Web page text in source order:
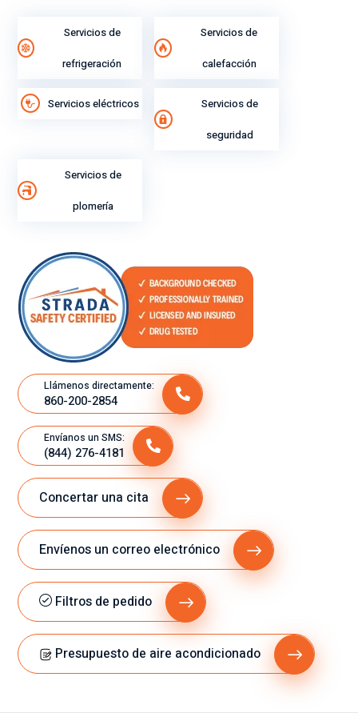
Servicios de
refrigeración
Servicios de
calefacción
Servicios eléctricos Servicios de
seguridad
Servicios de
plomería
Llámenos directamente:
860-200-2854
Envíanos un SMS:
(844) 276-4181
Concertar una cita
Envíenos un correo electrónico
Filtros de pedido
Presupuesto de aire acondicionado